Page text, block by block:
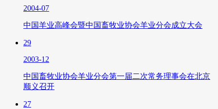
2004-07
中国羊业高峰会暨中国畜牧业协会羊业分会成立大会
29
2003-12
中国畜牧业协会羊业分会第一届二次常务理事会在北京
顺义召开
27